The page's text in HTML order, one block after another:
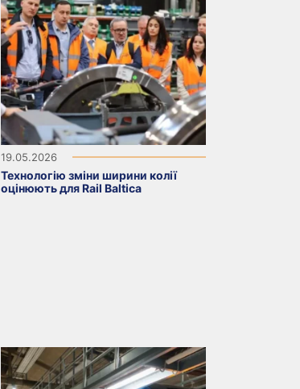
19.05.2026
Технологію зміни ширини колії
оцінюють для Rail Baltica